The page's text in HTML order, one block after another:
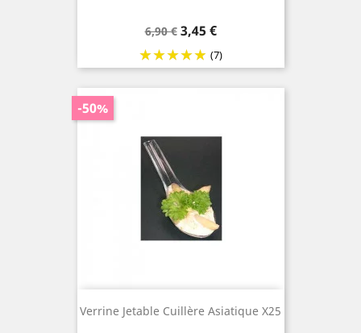
Prix
de
base
6,90 € Prix
3,45 €
(7)
Verrine Jetable Cuillère Asiatique X25
-50%